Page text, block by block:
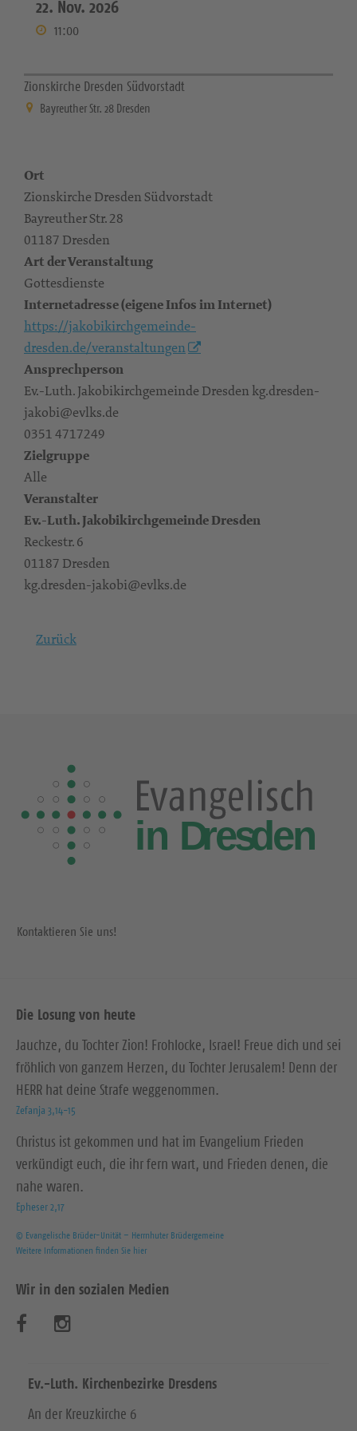
22. Nov. 2026
11:00
Zionskirche Dresden Südvorstadt
Bayreuther Str. 28 Dresden
Ort
Zionskirche Dresden Südvorstadt
Bayreuther Str. 28
01187 Dresden
Art der Veranstaltung
Gottesdienste
Internetadresse (eigene Infos im Internet)
https://jakobikirchgemeinde-
dresden.de/veranstaltungen
Ansprechperson
Ev.-Luth. Jakobikirchgemeinde Dresden kg.dresden-
jakobi@evlks.de
0351 4717249
Zielgruppe
Alle
Veranstalter
Ev.-Luth. Jakobikirchgemeinde Dresden
Reckestr. 6
01187 Dresden
kg.dresden-jakobi@evlks.de
Zurück
Kontaktieren Sie uns!
Die Losung von heute
Jauchze, du Tochter Zion! Frohlocke, Israel! Freue dich und sei
fröhlich von ganzem Herzen, du Tochter Jerusalem! Denn der
HERR hat deine Strafe weggenommen.
Zefanja 3,14-15
Christus ist gekommen und hat im Evangelium Frieden
verkündigt euch, die ihr fern wart, und Frieden denen, die
nahe waren.
Epheser 2,17
© Evangelische Brüder-Unität – Herrnhuter Brüdergemeine
Weitere Informationen finden Sie hier
Wir in den sozialen Medien
s
u
s
u
Ev.-Luth. Kirchenbezirke Dresdens
An der Kreuzkirche 6